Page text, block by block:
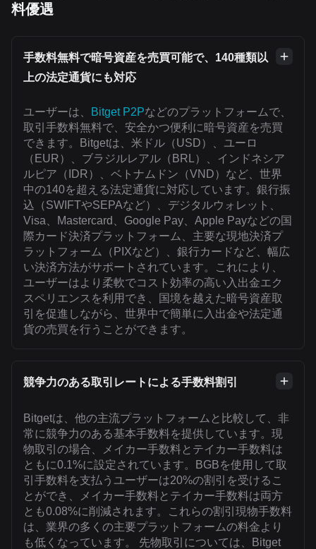
料優遇
手数料無料で暗号資産を売買可能で、140種類以
上の法定通貨にも対応
ユーザーは、 Bitget P2Pなどのプラットフォームで、
取引手数料無料で、安全かつ便利に暗号資産を売買
できます。Bitgetは、米ドル（USD）、ユーロ
（EUR）、ブラジルレアル（BRL）、インドネシア
ルピア（IDR）、ベトナムドン（VND）など、世界
中の140を超える法定通貨に対応しています。銀行振
込（SWIFTやSEPAなど）、デジタルウォレット、
Visa、Mastercard、Google Pay、Apple Payなどの国
際カード決済プラットフォーム、主要な現地決済プ
ラットフォーム（PIXなど）、銀行カードなど、幅広
い決済方法がサポートされています。これにより、
ユーザーはより柔軟でコスト効率の高い入出金エク
スペリエンスを利用でき、国境を越えた暗号資産取
引を促進しながら、世界中で簡単に入出金や法定通
貨の売買を行うことができます。
競争力のある取引レートによる手数料割引
Bitgetは、他の主流プラットフォームと比較して、非
常に競争力のある基本手数料を提供しています。現
物取引の場合、メイカー手数料とテイカー手数料は
ともに0.1%に設定されています。BGBを使用して取
引手数料を支払うユーザーは20%の割引を受けるこ
とができ、メイカー手数料とテイカー手数料は両方
とも0.08%に削減されます。これらの割引現物手数料
は、業界の多くの主要プラットフォームの料金より
も低くなっています。 先物取引については、Bitget